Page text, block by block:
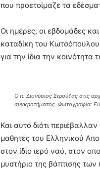
που προετοίμαζε τα
Οι ημέρες, οι εβδομάδες
καταδίκη του Κωτσόπουλου
για την ίδια την
Ο π. Διονύσιος Στρούζας στις
συγκροτήματος. Φωτογραφία:
Και αυτό διότι
μαθητές του Ελληνικού
στον ίδιο ιερό ναό, στον
μυστήριο της βάπτισης